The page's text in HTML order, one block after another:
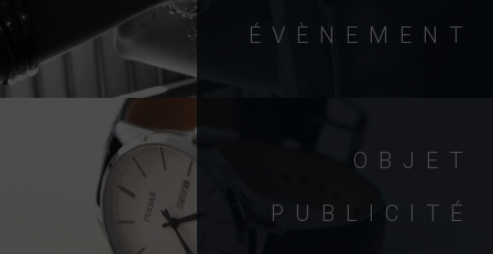
ÉVÈNEMENT
OBJET
PUBLICITÉ